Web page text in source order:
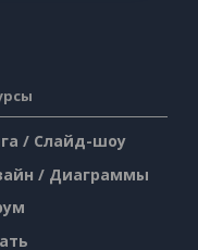
/ Слайд-шоу
/ Диаграммы